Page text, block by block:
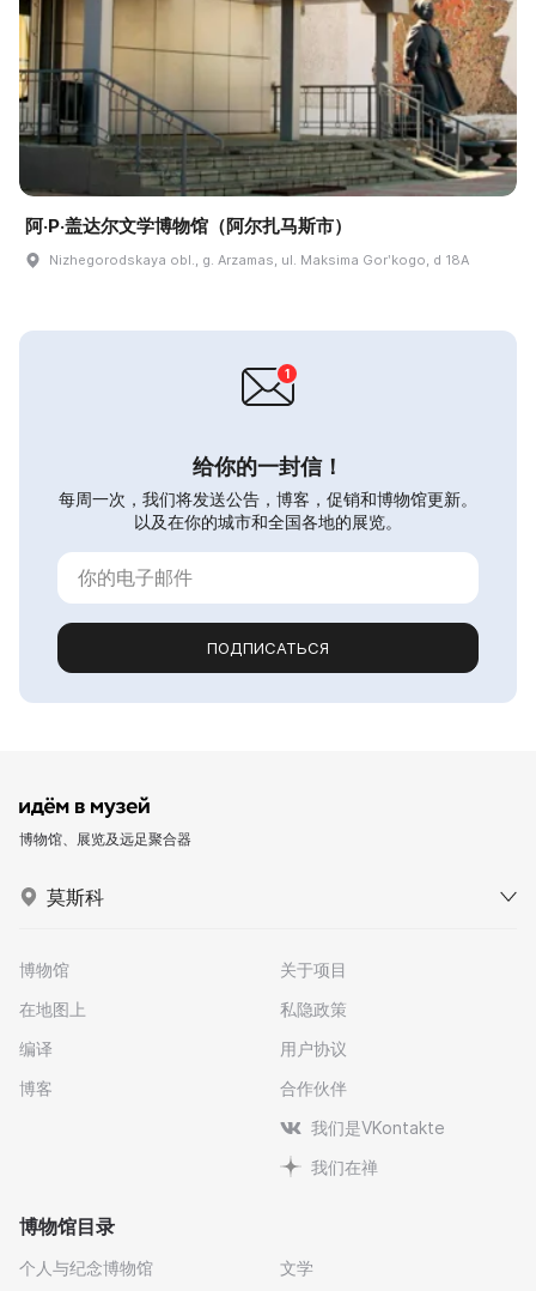
阿·P·盖达尔文学博物馆（阿尔扎马斯市）
Nizhegorodskaya obl., g. Arzamas, ul. Maksima Gorʹkogo, d 18A
给你的一封信！
每周一次，我们将发送公告，博客，促销和博物馆更新。
以及在你的城市和全国各地的展览。
ПОДПИСАТЬСЯ
博物馆、展览及远足聚合器
莫斯科
博物馆
在地图上
编译
博客
关于项目
私隐政策
用户协议
合作伙伴
我们是VKontakte
我们在禅
博物馆目录
个人与纪念博物馆 文学